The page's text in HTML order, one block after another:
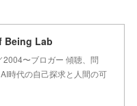
Being Lab
〜ブロガー 傾聴、問
時代の自己探求と人間の可